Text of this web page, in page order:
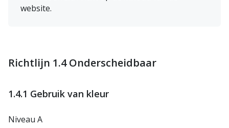
website.
Richtlijn 1.4 Onderscheidbaar
1.4.1 Gebruik van kleur
Niveau A